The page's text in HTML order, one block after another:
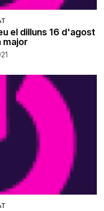
el dilluns 16 d'agost
major